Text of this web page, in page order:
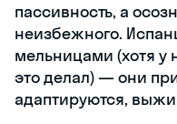
пассивность, а
неизбежного.
мельницами (хотя у
это делал) — они
адаптируются,